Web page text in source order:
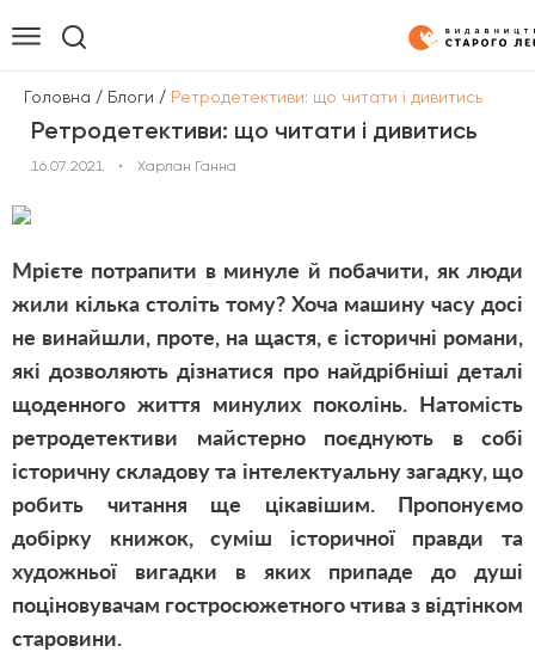
Головна / Блоги / Ретродетективи: що читати і дивитись
Ретродетективи: що читати і дивитись
16.07.2021 • Харлан Ганна
Мрієте потрапити в минуле й побачити, як люди
жили кілька століть тому? Хоча машину часу досі
не винайшли, проте, на щастя, є історичні романи,
які дозволяють дізнатися про найдрібніші деталі
щоденного життя минулих поколінь. Натомість
ретродетективи майстерно поєднують в собі
історичну складову та інтелектуальну загадку, що
робить читання ще цікавішим. Пропонуємо
добірку книжок, суміш історичної правди та
художньої вигадки в яких припаде до душі
поціновувачам гостросюжетного чтива з відтінком
старовини.